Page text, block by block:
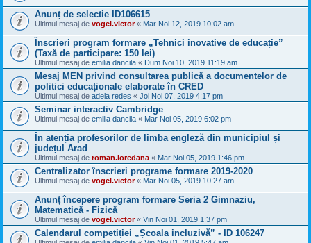
Anunț de selectie ID106615
Ultimul mesaj de vogel.victor« Mar Noi 12, 2019 10:02 am
Înscrieri program formare „Tehnici inovative de educație”
(Taxă de participare: 150 lei)
Ultimul mesaj de emilia dancila « Dum Noi 10, 2019 11:19 am
Mesaj MEN privind consultarea publică a documentelor de
politici educaționale elaborate în CRED
Ultimul mesaj de adela redes « Joi Noi 07, 2019 4:17 pm
Seminar interactiv Cambridge
Ultimul mesaj de emilia dancila « Mar Noi 05, 2019 6:02 pm
În atenția profesorilor de limba engleză din municipiul și
județul Arad
Ultimul mesaj de roman.loredana « Mar Noi 05, 2019 1:46 pm
Centralizator înscrieri programe formare 2019-2020
Ultimul mesaj de vogel.victor« Mar Noi 05, 2019 10:27 am
Anunț începere program formare Seria 2 Gimnaziu,
Matematică - Fizică
Ultimul mesaj de vogel.victor« Vin Noi 01, 2019 1:37 pm
Calendarul competiției „Școala incluzivă” - ID 106247